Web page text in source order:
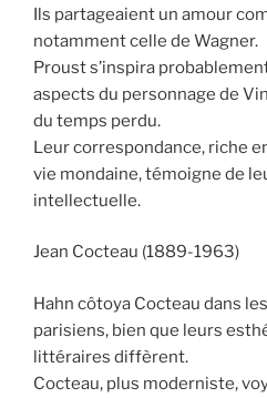
Ils partageaient un amour
notamment celle de Wagner.
Proust s’inspira
aspects du personnage de
du temps perdu.
Leur correspondance, riche
vie mondaine, témoigne de
intellectuelle.
Jean Cocteau (1889-1963)
Hahn côtoya Cocteau dans
parisiens, bien que leurs
littéraires diffèrent.
Cocteau, plus moderniste,